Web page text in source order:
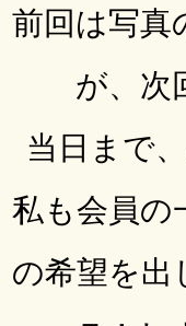
前回は写真
が、次
当日まで
私も会員の
の希望を出